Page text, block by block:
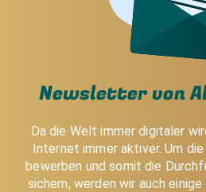
Newsletter von
Da die Welt immer digitaler
Internet immer aktiver. Um
bewerben und somit die
sichern, werden wir auch